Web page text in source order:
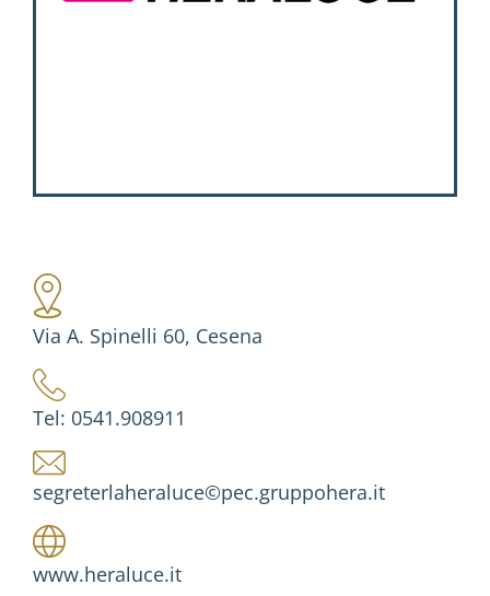
Via A. Spinelli 60, Cesena
Tel: 0541.908911
segreterlaheraluce©pec.gruppohera.it
www.heraluce.it